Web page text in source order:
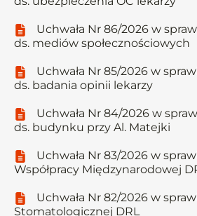
Uchwała Nr 86/2026 w
ds. mediów społecznościowych
Uchwała Nr 85/2026 w
ds. badania opinii lekarzy
Uchwała Nr 84/2026 w
ds. budynku przy Al. Matejki
Uchwała Nr 83/2026 w
Współpracy Międzynarodowej
Uchwała Nr 82/2026 w
Stomatologicznej DRL